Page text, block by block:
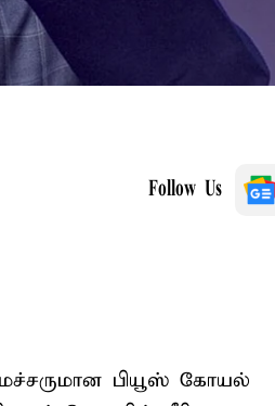
Follow Us
பியூஸ் கோயல்